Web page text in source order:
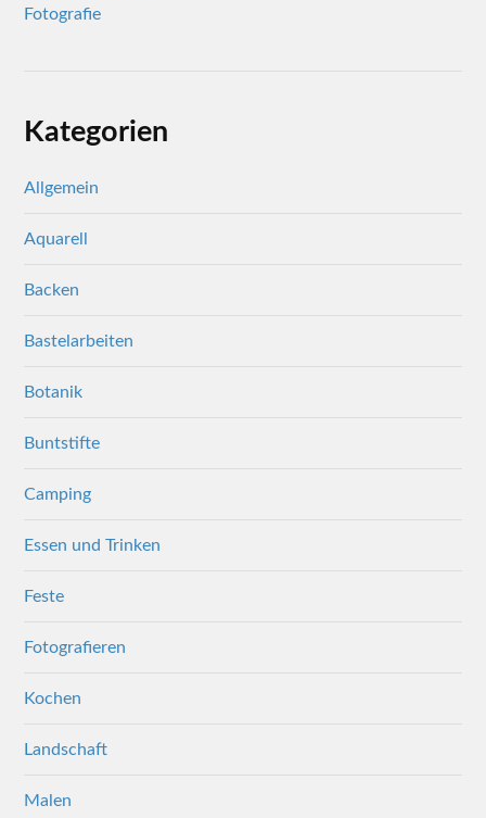
Fotografie
Kategorien
Allgemein
Aquarell
Backen
Bastelarbeiten
Botanik
Buntstifte
Camping
Essen und Trinken
Feste
Fotografieren
Kochen
Landschaft
Malen